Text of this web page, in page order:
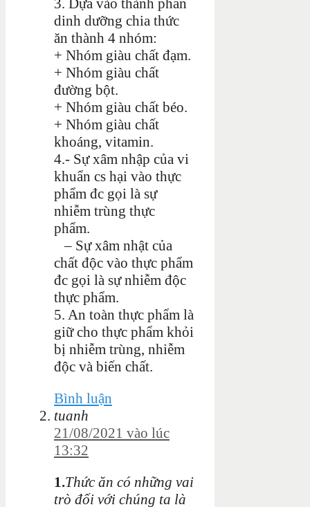
dinh dưỡng chia thức
ăn thành 4 nhóm:
+ Nhóm giàu chất đạm.
+ Nhóm giàu chất
đường bột.
+ Nhóm giàu chất béo.
+ Nhóm giàu chất
khoáng, vitamin.
4.- Sự xâm nhập của vi
khuẩn cs hại vào thực
phẩm đc gọi là sự
nhiễm trùng thực
phẩm.
– Sự xâm nhật của
chất độc vào thực phẩm
đc gọi là sự nhiễm độc
thực phẩm.
5. An toàn thực phẩm là
giữ cho thực phẩm khỏi
bị nhiễm trùng, nhiễm
độc và biến chất.
Bình luận
tuanh
21/08/2021 vào lúc
13:32
1.Thức ăn có những vai
trò đối với chúng ta là